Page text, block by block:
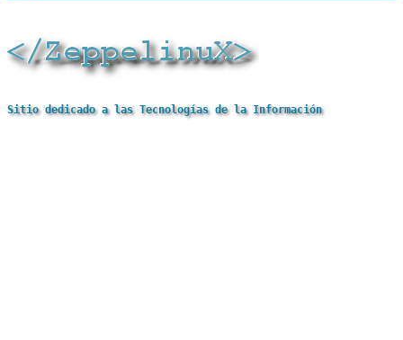
Sitio dedicado a las Tecnologías de la Información